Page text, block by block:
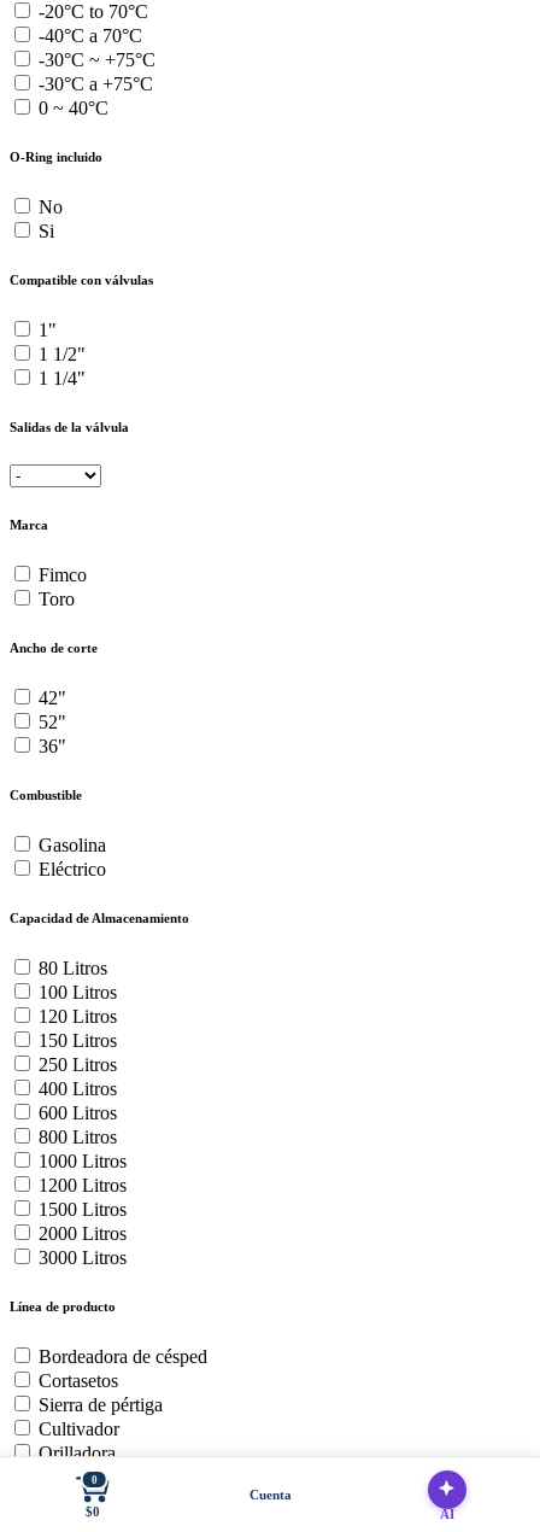
-20°C to 70°C
-40°C a 70°C
-30°C ~ +75°C
-30°C a +75°C
0 ~ 40°C
O-Ring incluido
No
Si
Compatible con válvulas
1"
1 1/2"
1 1/4"
Salidas de la válvula
Marca
Fimco
Toro
Ancho de corte
42"
52"
36"
Combustible
Gasolina
Eléctrico
Capacidad de Almacenamiento
80 Litros
100 Litros
120 Litros
150 Litros
250 Litros
400 Litros
600 Litros
800 Litros
1000 Litros
1200 Litros
1500 Litros
2000 Litros
3000 Litros
Línea de producto
Bordeadora de césped
Cortasetos
Sierra de pértiga
Cultivador
Orilladora
Soplador de hojas
Baterías y cargadores
0
$0
Cuenta
AI